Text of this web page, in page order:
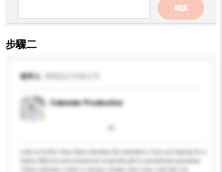
確認
步驟二
收件人
Calendar Production